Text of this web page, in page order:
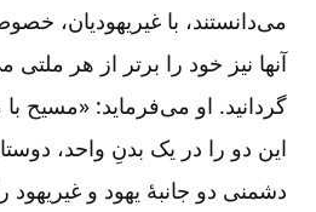
می‌دانستند، با غیریهودیان‌،
آنها نیز خود را برتر از هر ملتی
گردانید. او می‌فرماید: «مسیح
این دو را در یک بدنِ واحد،
دشمنی دو جانبۀ یهود و غیریهود